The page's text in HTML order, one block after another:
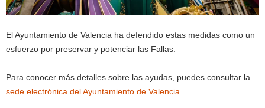
El Ayuntamiento de Valencia ha defendido estas medidas como un
esfuerzo por preservar y potenciar las Fallas.
Para conocer más detalles sobre las ayudas, puedes consultar la
sede electrónica del Ayuntamiento de Valencia.